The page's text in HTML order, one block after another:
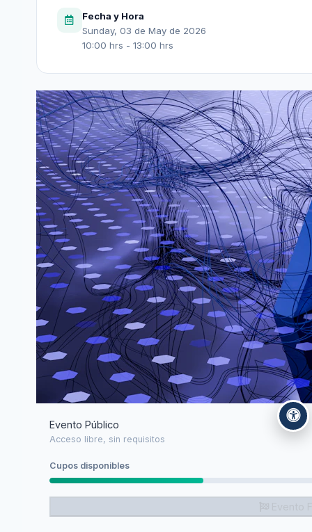
Fecha y Hora
Sunday, 03 de May de 2026
10:00 hrs - 13:00 hrs
Evento Público
Acceso libre, sin requisitos
Cupos disponibles